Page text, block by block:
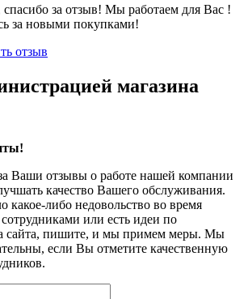
за отзыв! Мы работаем для Вас !
за новыми покупками!
отзыв
магазина
Ваши отзывы о работе нашей компании
качество Вашего обслуживания.
какое-либо недовольство во время
или есть идеи по
сайта, пишите, и мы примем меры. Мы
если Вы отметите качественную